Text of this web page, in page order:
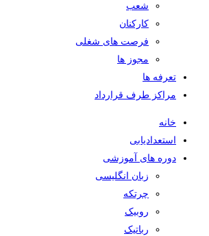
شعب
کارکنان
فرصت های شغلی
مجوز ها
تعرفه ها
مراکز طرف قرارداد
خانه
استعدادیابی
دوره های آموزشی
زبان انگلیسی
چرتکه
روبیک
رباتیک